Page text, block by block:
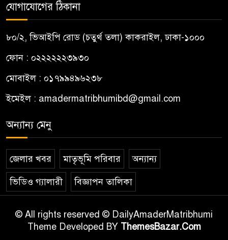
যোগাযোগের ঠিকানা
৮০/২, ভিআইপি রোড (চতুর্থ তলা) কাকরাইল, ঢাকা-১০০০
ফোন : ০২২২২২২৩৯৩০
মোবাইল : ০১৭৯৯৪৯৬২৩৮
ইমেইল : amadermatribhumibd@gmail.com
অন্যান্য মেনু
জেলার খবর মাতৃভূমি পরিবার অন্যান্য
ভিডিও গ্যালারী বিজ্ঞাপন তালিকা
© All rights reserved © DailyAmaderMatribhumi
Theme Developed BY ThemesBazar.Com